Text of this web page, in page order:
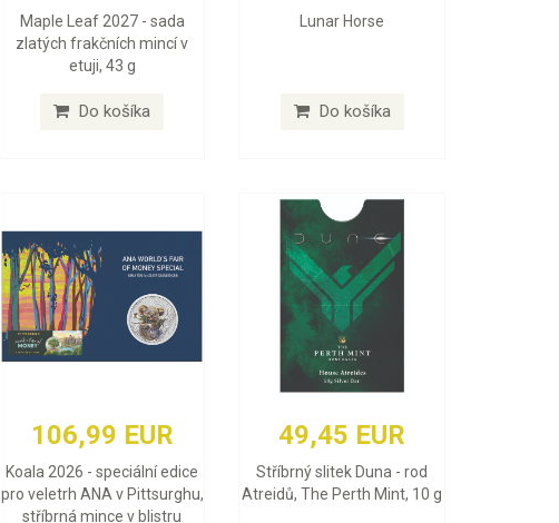
Maple Leaf 2027 - sada
zlatých frakčních mincí v
etuji, 43 g
Do košíka
Lunar Horse
Do košíka
106,99 EUR
Koala 2026 - speciální edice
pro veletrh ANA v Pittsurghu,
stříbrná mince v blistru
49,45 EUR
Stříbrný slitek Duna - rod
Atreidů, The Perth Mint, 10 g